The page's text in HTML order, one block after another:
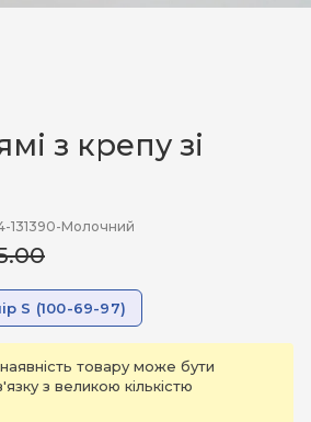
з крепу зі
131390-Молочний
S (100-69-97)
товару може бути
з великою кількістю